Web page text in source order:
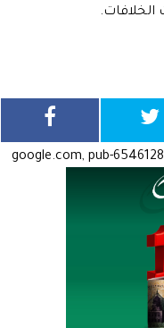
الخلافات.
google.com, pub-